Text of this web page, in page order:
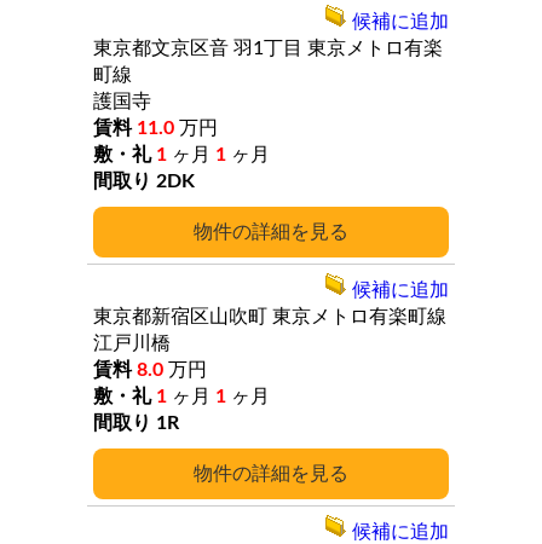
詳細
東京都文京区音 羽1丁目 東京メトロ有楽
町線
護国寺
11.0 万円
1 ヶ月 1 ヶ月
2DK
候補に追加
詳細
東京都新宿区山吹町 東京メトロ有楽町線
江戸川橋
8.0 万円
1 ヶ月 1 ヶ月
1R
候補に追加
候補に追加